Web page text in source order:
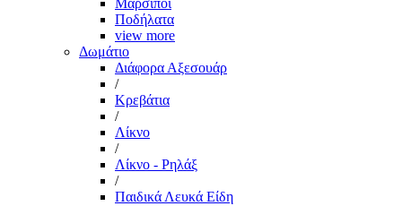
Μάρσιποι
Ποδήλατα
view more
Δωμάτιο
Διάφορα Αξεσουάρ
/
Κρεβάτια
/
Λίκνο
/
Λίκνο - Ρηλάξ
/
Παιδικά Λευκά Είδη